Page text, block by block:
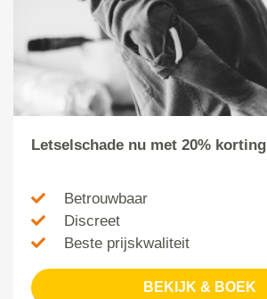
Letselschade nu met 20% korting
Betrouwbaar
Discreet
Beste prijskwaliteit
BEKIJK & BOEK